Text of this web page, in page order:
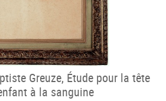
Greuze, Étude pour la tête
à la sanguine